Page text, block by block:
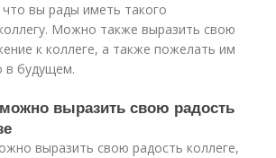
вы рады иметь такого
Можно также выразить свою
к коллеге, а также пожелать им
в будущем.
выразить свою радость
выразить свою радость коллеге,